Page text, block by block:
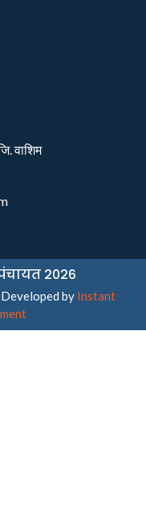
वाशिम
2026
by Instant